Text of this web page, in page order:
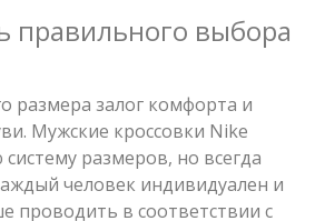
правильного выбора
размера залог комфорта и
Мужские кроссовки Nike
размеров, но всегда
человек индивидуален и
проводить в соответствии с